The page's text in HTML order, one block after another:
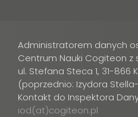
Administratorem danych
Centrum Nauki Cogiteon z
ul. Stefana Steca 1, 31-866
(poprzednio: Izydora
Kontakt do Inspektora
iod(at)cogiteon.pl